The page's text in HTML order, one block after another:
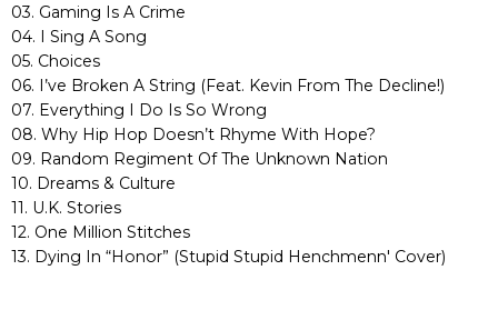
03. Gaming Is A Crime
04. I Sing A Song
05. Choices
06. I’ve Broken A String (Feat. Kevin From The Decline!)
07. Everything I Do Is So Wrong
08. Why Hip Hop Doesn’t Rhyme With Hope?
09. Random Regiment Of The Unknown Nation
10. Dreams & Culture
11. U.K. Stories
12. One Million Stitches
13. Dying In “Honor” (Stupid Stupid Henchmenn' Cover)